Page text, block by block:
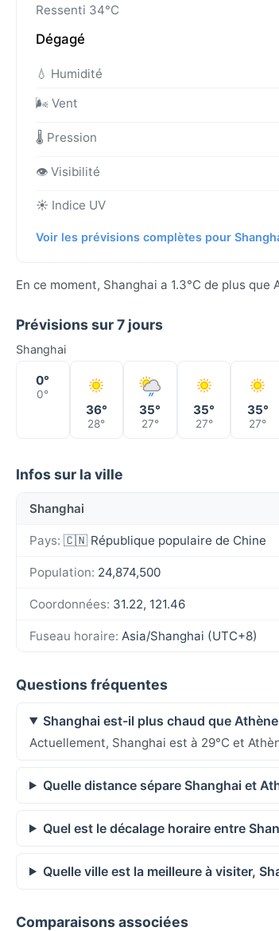
Ressenti 34°C
Dégagé
💧 Humidité
🌬️ Vent
🌡️ Pression
👁️ Visibilité
☀️ Indice UV
Voir les prévisions complètes pour
En ce moment, Shanghai a 1.3°C de plus que
Prévisions sur 7 jours
Shanghai
0°
0°
36°
28°
35°
27°
35°
27°
35°
27°
Infos sur la ville
Shanghai
Pays: 🇨🇳 République populaire de Chine
Population: 24,874,500
Coordonnées: 31.22, 121.46
Fuseau horaire: Asia/Shanghai (UTC+8)
Questions fréquentes
Shanghai est-il plus chaud que
Actuellement, Shanghai est à 29°C et
Quelle distance sépare Shanghai et
Quel est le décalage horaire entre
Quelle ville est la meilleure à visiter,
Comparaisons associées